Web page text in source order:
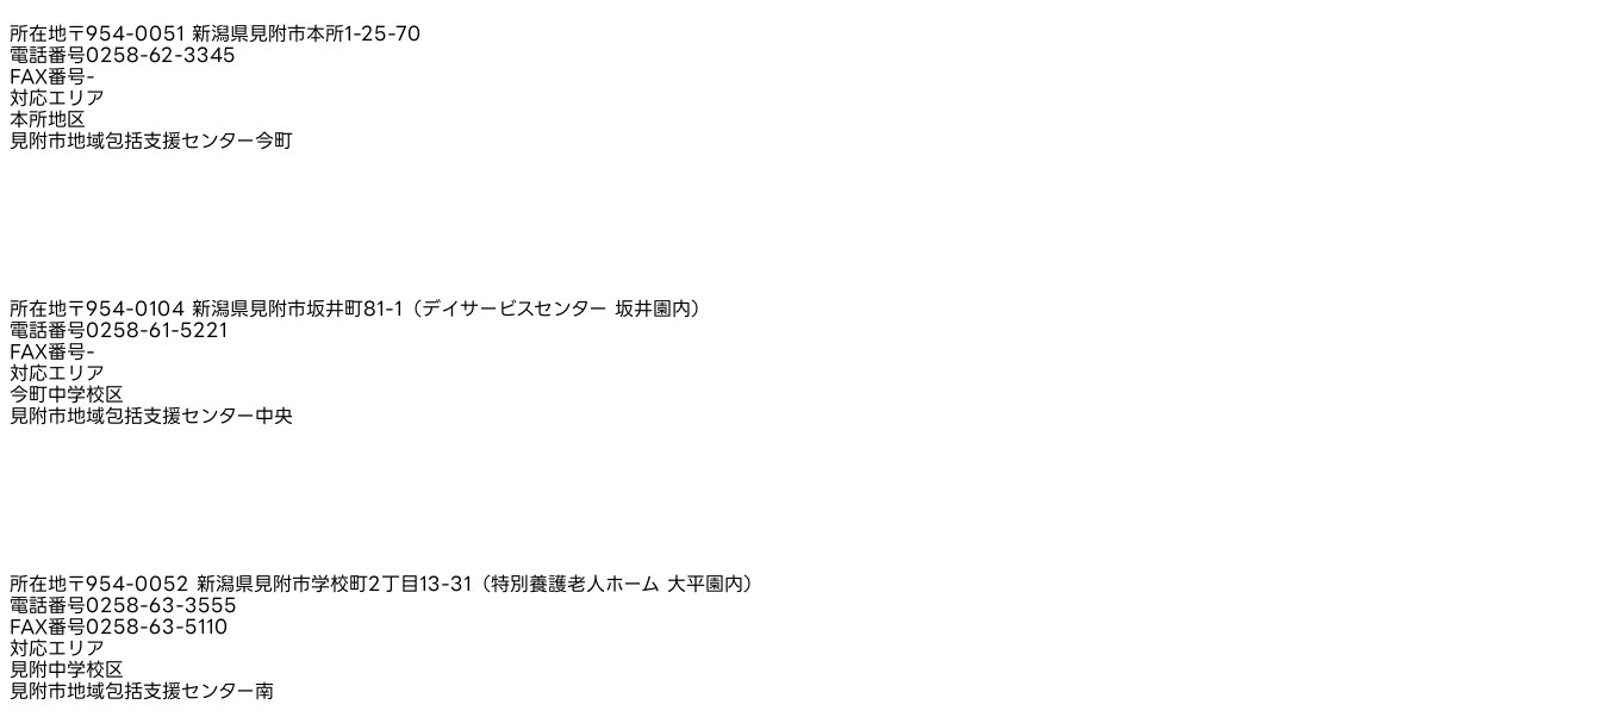
所在地〒954-0051 新潟県見附市本所1-25-70
電話番号0258-62-3345
FAX番号-
対応エリア
本所地区
見附市地域包括支援センター今町
所在地〒954-0104 新潟県見附市坂井町81-1（デイサービスセンター 坂井園内）
電話番号0258-61-5221
FAX番号-
対応エリア
今町中学校区
見附市地域包括支援センター中央
所在地〒954-0052 新潟県見附市学校町2丁目13-31（特別養護老人ホーム 大平園内）
電話番号0258-63-3555
FAX番号0258-63-5110
対応エリア
見附中学校区
見附市地域包括支援センター南